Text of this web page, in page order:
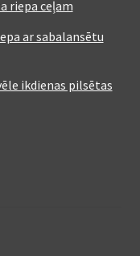
riepa ceļam
ar sabalansētu
ikdienas pilsētas